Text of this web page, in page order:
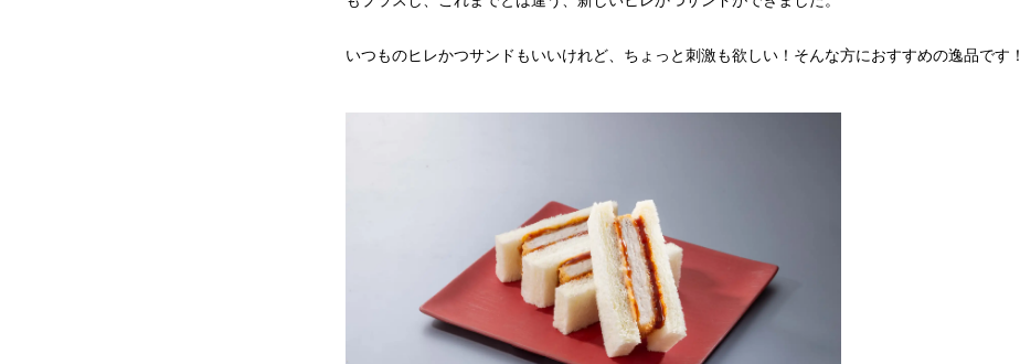
いつものヒレかつサンドもいいけれど、ちょっと刺激も欲しい！そんな方におすすめの逸品です！